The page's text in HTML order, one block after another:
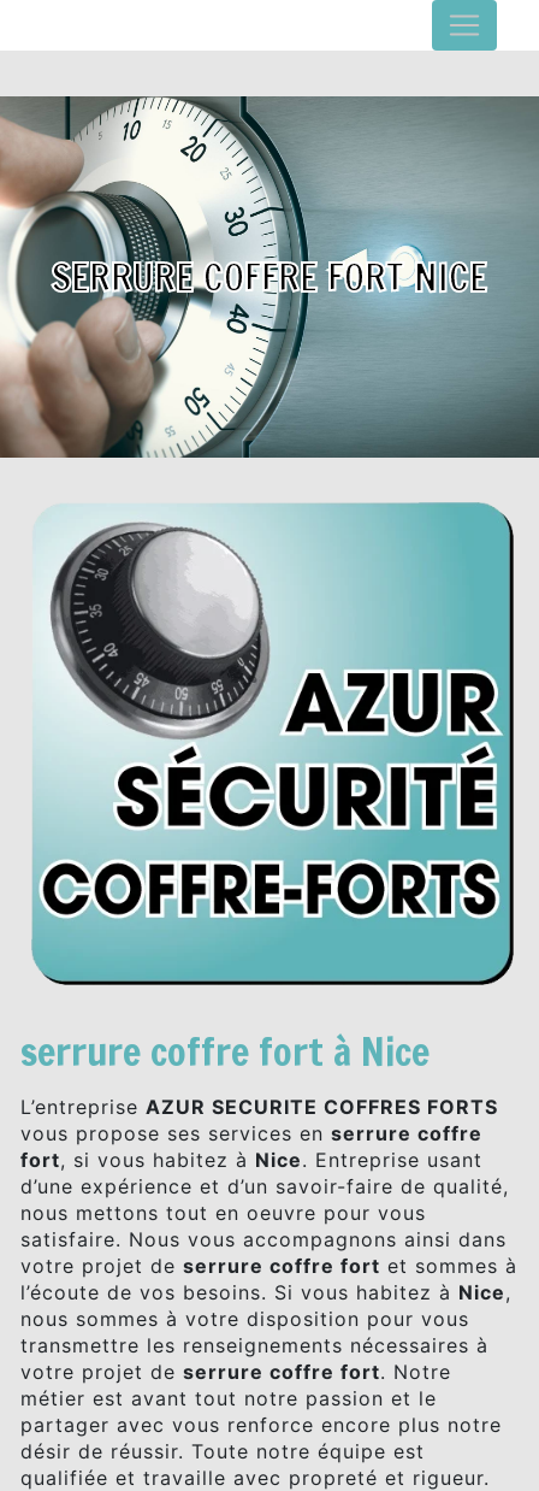
SERRURE COFFRE FORT NICE
serrure coffre fort à Nice
L’entreprise AZUR SECURITE COFFRES FORTS
vous propose ses services en serrure coffre
fort, si vous habitez à Nice. Entreprise usant
d’une expérience et d’un savoir-faire de qualité,
nous mettons tout en oeuvre pour vous
satisfaire. Nous vous accompagnons ainsi dans
votre projet de serrure coffre fort et sommes à
l’écoute de vos besoins. Si vous habitez à Nice,
nous sommes à votre disposition pour vous
transmettre les renseignements nécessaires à
votre projet de serrure coffre fort. Notre
métier est avant tout notre passion et le
partager avec vous renforce encore plus notre
désir de réussir. Toute notre équipe est
qualifiée et travaille avec propreté et rigueur.